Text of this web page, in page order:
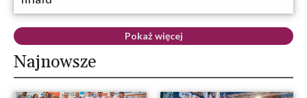
Pokaż więcej
Najnowsze